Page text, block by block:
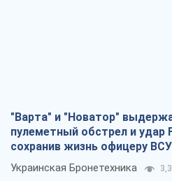
"Варта" и "Новатор"
пулеметный обстрел и удар
сохранив жизнь офицеру ВСУ
Украинская Бронетехника 3,3